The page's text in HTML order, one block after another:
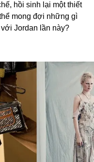
hồi sinh lại một thiết
mong đợi những gì
Jordan lần này?